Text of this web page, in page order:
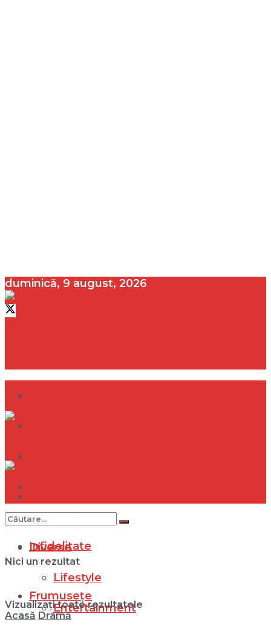
duminică, 9 august, 2026
Internațional
Diverse
Lifestyle
Entertainment
Infidelitate
Frumusețe
Nici un rezultat
Vizualizați toate rezultatele
Acasă Dramă